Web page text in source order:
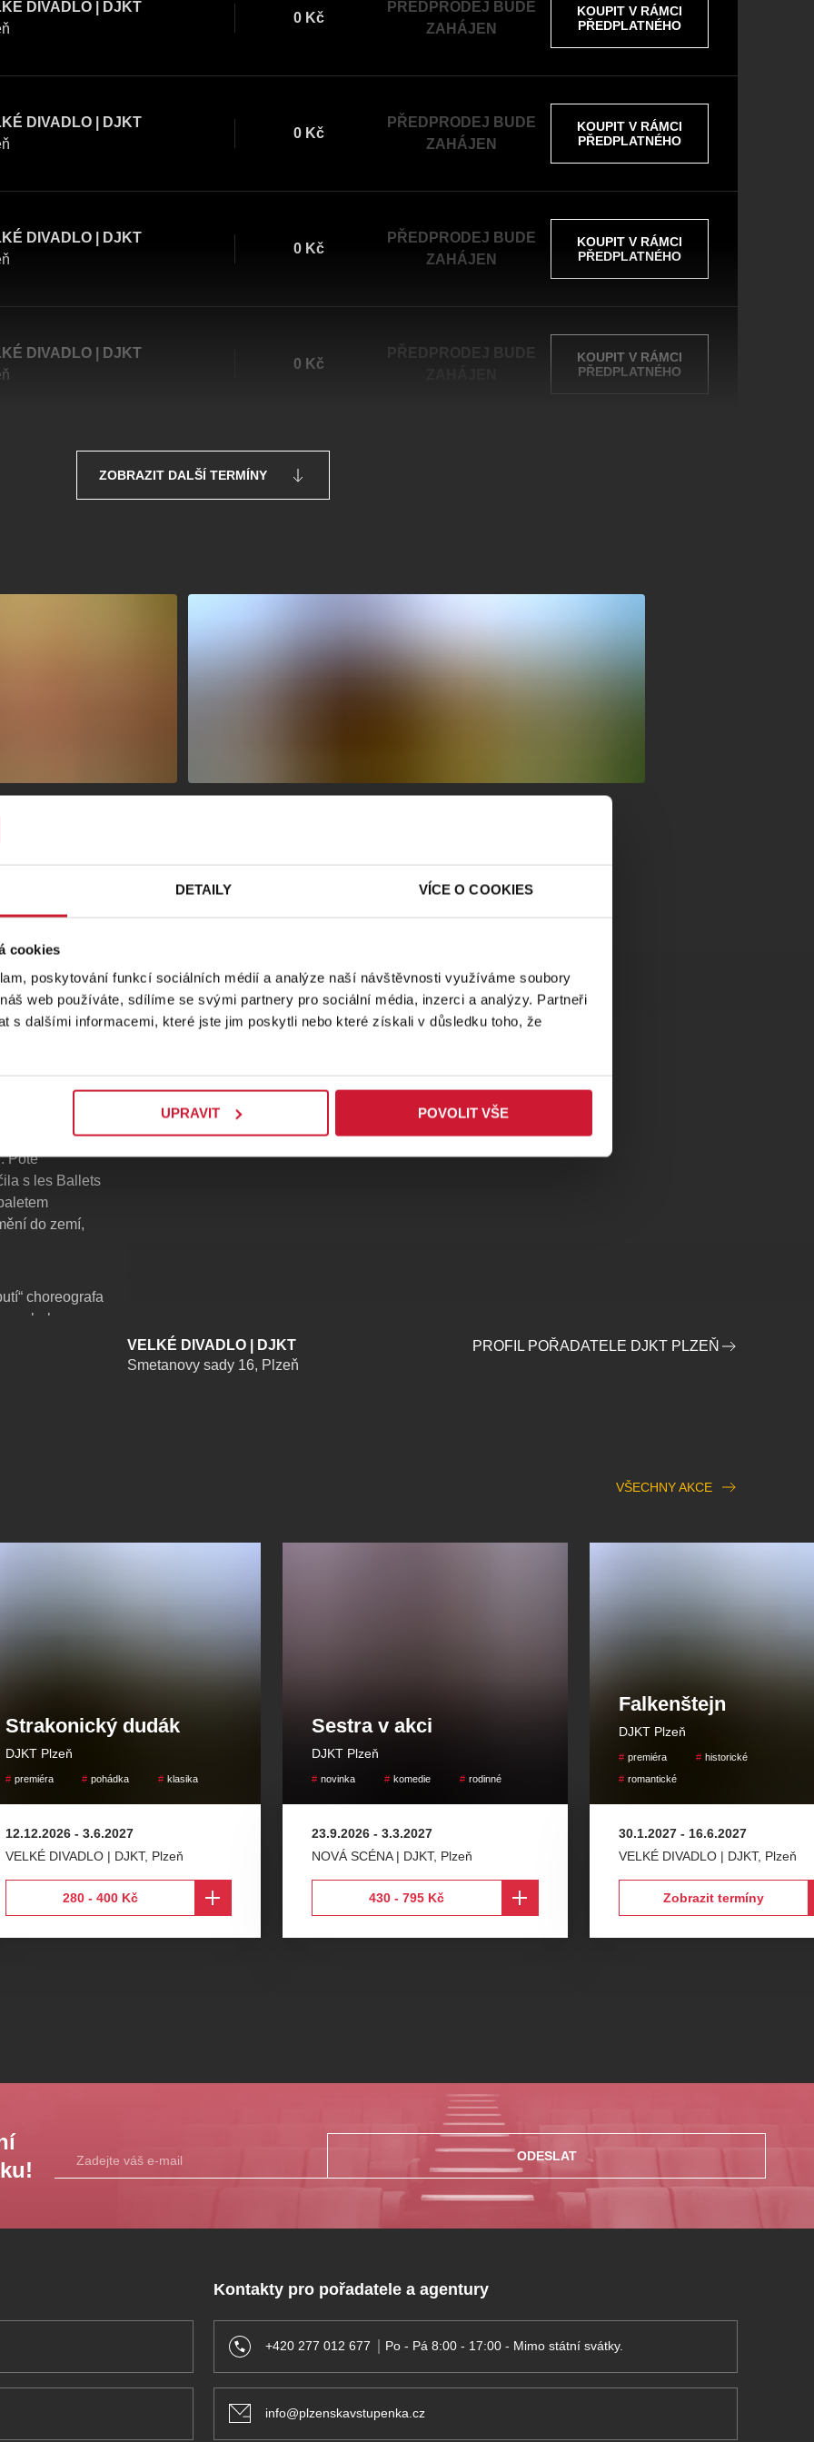
DETAILY VÍCE O COOKIES
cookies
poskytování funkcí sociálních médií a analýze naší návštěvnosti využíváme soubory
web používáte, sdílíme se svými partnery pro sociální média, inzerci a analýzy. Partneři
s dalšími informacemi, které jste jim poskytli nebo které získali v důsledku toho, že
UPRAVIT POVOLIT VŠE
DIVADLO | DJKT
0 Kč
PŘEDPRODEJ BUDE
ZAHÁJEN
KOUPIT V RÁMCI
PŘEDPLATNÉHO
DIVADLO | DJKT
0 Kč
PŘEDPRODEJ BUDE
ZAHÁJEN
KOUPIT V RÁMCI
PŘEDPLATNÉHO
DIVADLO | DJKT
0 Kč
PŘEDPRODEJ BUDE
ZAHÁJEN
KOUPIT V RÁMCI
PŘEDPLATNÉHO
DIVADLO | DJKT
0 Kč
PŘEDPRODEJ BUDE
KOUPIT V RÁMCI
PŘEDPLATNÉHO
ZOBRAZIT DALŠÍ TERMÍNY
přelomu
kde
Poté
s les Ballets
do zemí,
choreografa
VELKÉ DIVADLO | DJKT
Smetanovy sady 16, Plzeň
PROFIL POŘADATELE DJKT PLZEŇ
VŠECHNY AKCE
Strakonický dudák
DJKT Plzeň
premiéra pohádka klasika
12.12.2026- 3.6.2027
VELKÉ DIVADLO | DJKT, Plzeň
280 - 400 Kč
Sestra v akci
DJKT Plzeň
novinka komedie rodinné
23.9.2026 -3.3.2027
NOVÁ SCÉNA | DJKT, Plzeň
430 - 795 Kč
Falkenštejn
DJKT Plzeň
premiéra
historické
romantické
30.1.2027- 16.6.2027
VELKÉ DIVADLO | DJKT, Plzeň
Zobrazit termíny
ODESLAT
Kontakty pro pořadatele a agentury
+420 277 012 677 Po - Pá 8:00 - 17:00 - Mimo státní svátky.
info@plzenskavstupenka.cz